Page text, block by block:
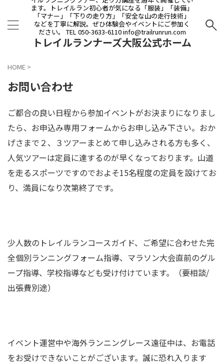
ます。トレイルラン初心者が気になる「服装」「装備」
「マナー」「下りの走り方」「安全な山の走行技術」
などを丁寧に解説。ぜひ体験会やイベントにご参加く
ださい。 TEL 050-3633-6110 info@trailrunrun.com
トレイルランナーズ大阪公式ホーム
HOME >
お問い合わせ
ご都合の良い日程から参加イベントがお決まりになりまし
たら、お申込み専用フォームからお申し込み下さい。おか
げさまで２、３ツアーまとめて申し込みされる方も多く、
人気ツアーは定員に達するのが早くなっております。山道
を走るスポーツですのでおよそ15名程度の定員を設けてお
り、満員になり次第終了です。
少人数のトレイルランコースガイド、ご希望に合わせた完
全個別ランニングフォーム指導、マラソン大会直前のグル
ープ指導、学校指導なども受け付けています。（要相談/
出張費別途）
イベント運営中や海外ランニングレース遠征中は、お電話
をお受けできないことがございます。誠に恐れ入ります